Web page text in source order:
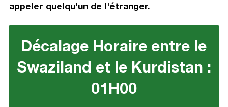
appeler quelqu'un de l'étranger.
Décalage Horaire entre le
Swaziland et le Kurdistan :
01H00